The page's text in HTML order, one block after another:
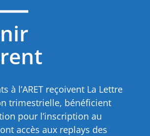
à l’ARET reçoivent La Lettre
trimestrielle, bénéficient
pour l’inscription au
accès aux replays des